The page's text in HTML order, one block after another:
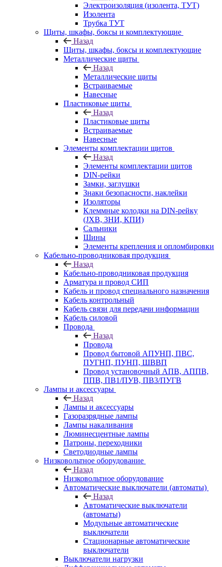
Электроизоляция (изолента, ТУТ)
Изолента
Трубка ТУТ
Щиты, шкафы, боксы и комплектующие
Назад
Щиты, шкафы, боксы и комплектующие
Металлические щиты
Назад
Металлические щиты
Встраиваемые
Навесные
Пластиковые щиты
Назад
Пластиковые щиты
Встраиваемые
Навесные
Элементы комплектации щитов
Назад
Элементы комплектации щитов
DIN-рейки
Замки, заглушки
Знаки безопасности, наклейки
Изоляторы
Клеммные колодки на DIN-рейку
(JXB, ЗНИ, КПИ)
Сальники
Шины
Элементы крепления и опломбировки
Кабельно-проводниковая продукция
Назад
Кабельно-проводниковая продукция
Арматура и провод СИП
Кабель и провод специального назначения
Кабель контрольный
Кабель связи для передачи информации
Кабель силовой
Провода
Назад
Провода
Провод бытовой АПУНП, ПВС,
ПУГНП, ПУНП, ШВВП
Провод установочный АПВ, АППВ,
ППВ, ПВ1/ПУВ, ПВ3/ПУГВ
Лампы и аксессуары
Назад
Лампы и аксессуары
Газоразрядные лампы
Лампы накаливания
Люминесцентные лампы
Патроны, переходники
Светодиодные лампы
Низковольтное оборудование
Назад
Низковольтное оборудование
Автоматические выключатели (автоматы)
Назад
Автоматические выключатели
(автоматы)
Модульные автоматические
выключатели
Стационарные автоматические
выключатели
Выключатели нагрузки